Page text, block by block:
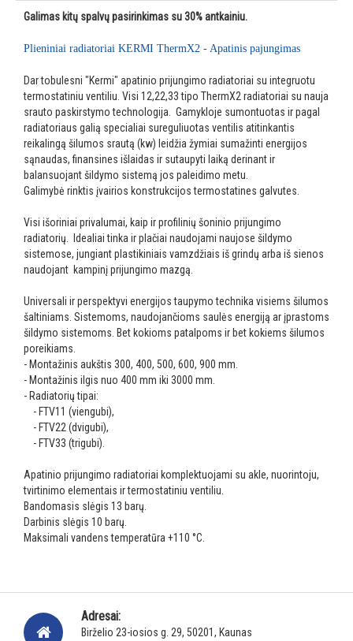
Galimas kitų spalvų pasirinkimas su 30% antkainiu.
Plieniniai radiatoriai KERMI ThermX2 - Apatinis pajungimas
Dar tobulesni "Kermi" apatinio prijungimo radiatoriai su integruotu
termostatiniu ventiliu. Visi 12,22,33 tipo ThermX2 radiatoriai su nauja
srauto paskirstymo technologija. Gamykloje sumontuotas ir pagal
radiatoriaus galią specialiai sureguliuotas ventilis atitinkantis
reikalingą šilumos srautą (kw) leidžia žymiai sumažinti energijos
sąnaudas, finansines išlaidas ir sutaupyti laiką derinant ir
balansuojant šildymo sistemą jos paleidimo metu.
Galimybė rinktis įvairios konstrukcijos termostatines galvutes.
Visi išoriniai privalumai, kaip ir profilinių šoninio prijungimo
radiatorių. Idealiai tinka ir plačiai naudojami naujose šildymo
sistemose, jungiant plastikiniais vamzdžiais iš grindų arba iš sienos
naudojant kampinį prijungimo mazgą.
Universali ir perspektyvi energijos taupymo technika visiems šilumos
šaltiniams. Sistemoms, naudojančioms saulės energiją ar įprastoms
šildymo sistemoms. Bet kokioms patalpoms ir bet kokiems šilumos
poreikiams.
- Montažinis aukštis 300, 400, 500, 600, 900 mm.
- Montažinis ilgis nuo 400 mm iki 3000 mm.
- Radiatorių tipai:
- FTV11 (viengubi),
- FTV22 (dvigubi),
- FTV33 (trigubi).
Apatinio prijungimo radiatoriai komplektuojami su akle, nuorintoju,
tvirtinimo elementais ir termostatiniu ventiliu.
Bandomasis slėgis 13 barų.
Darbinis slėgis 10 barų.
Maksimali vandens temperatūra +110 °C.
Adresai:
Birželio 23-iosios g. 29, 50201, Kaunas